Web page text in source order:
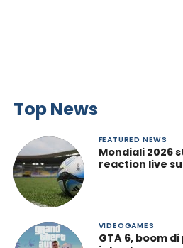
Top News
FEATURED NEWS
Mondiali 2026
reaction live
VIDEOGAMES
GTA 6, boom